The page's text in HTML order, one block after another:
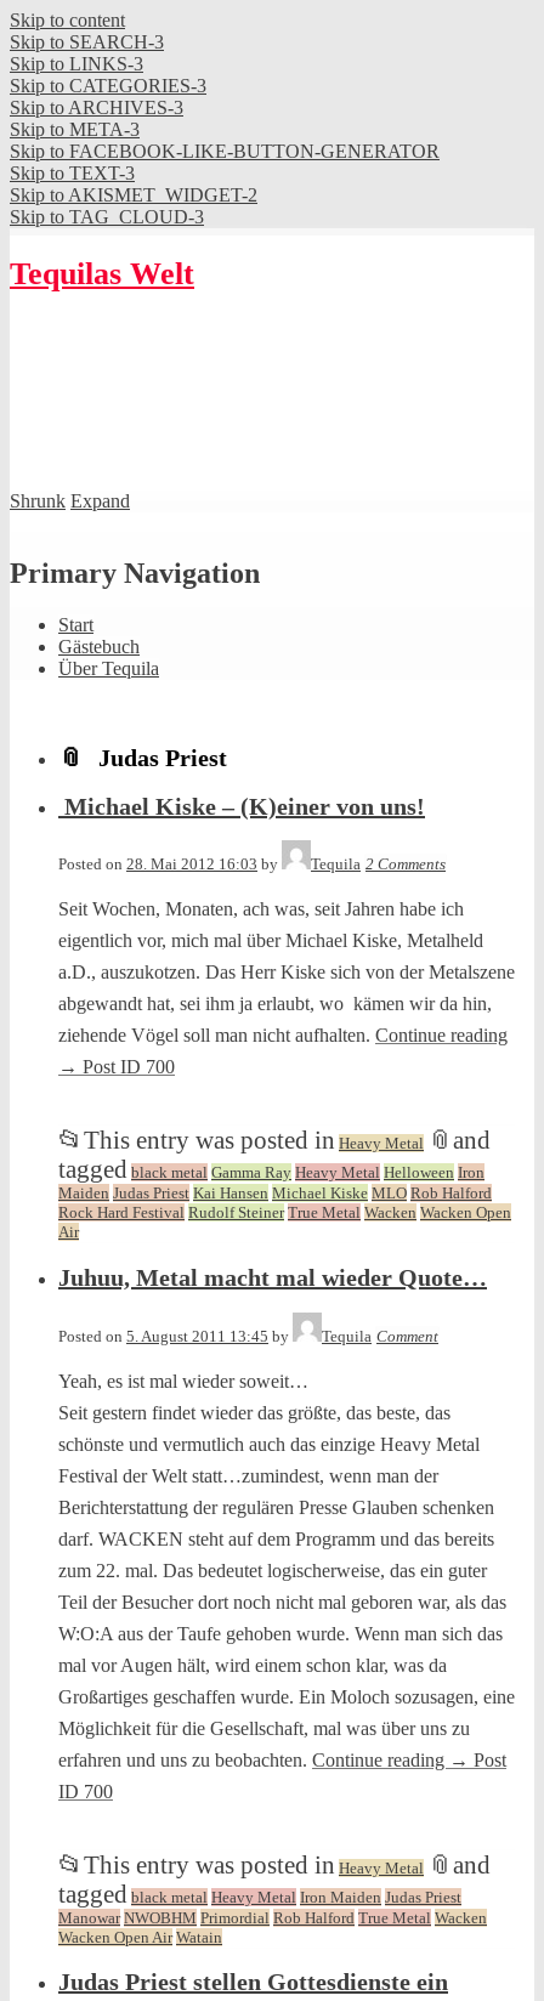
Skip to content
Skip to SEARCH-3
Skip to LINKS-3
Skip to CATEGORIES-3
Skip to ARCHIVES-3
Skip to META-3
Skip to FACEBOOK-LIKE-BUTTON-GENERATOR
Skip to TEXT-3
Skip to AKISMET_WIDGET-2
Skip to TAG_CLOUD-3
Tequilas Welt
Shrunk Expand
Primary Navigation
Start
Gästebuch
Über Tequila
Judas Priest
Michael Kiske – (K)einer von uns!
Posted on 28. Mai 2012 16:03 by Tequila 2 Comments
Seit Wochen, Monaten, ach was, seit Jahren habe ich
eigentlich vor, mich mal über Michael Kiske, Metalheld
a.D., auszukotzen. Das Herr Kiske sich von der Metalszene
abgewandt hat, sei ihm ja erlaubt, wo kämen wir da hin,
ziehende Vögel soll man nicht aufhalten. Continue reading
→ Post ID 700
📂 This entry was posted in Heavy Metal 📎 and
tagged black metal Gamma Ray Heavy Metal Helloween Iron
Maiden Judas Priest Kai Hansen Michael Kiske MLO Rob Halford
Rock Hard Festival Rudolf Steiner True Metal Wacken Wacken Open
Air
Juhuu, Metal macht mal wieder Quote…
Posted on 5. August 2011 13:45 by Tequila Comment
Yeah, es ist mal wieder soweit…
Seit gestern findet wieder das größte, das beste, das
schönste und vermutlich auch das einzige Heavy Metal
Festival der Welt statt…zumindest, wenn man der
Berichterstattung der regulären Presse Glauben schenken
darf. WACKEN steht auf dem Programm und das bereits
zum 22. mal. Das bedeutet logischerweise, das ein guter
Teil der Besucher dort noch nicht mal geboren war, als das
W:O:A aus der Taufe gehoben wurde. Wenn man sich das
mal vor Augen hält, wird einem schon klar, was da
Großartiges geschaffen wurde. Ein Moloch sozusagen, eine
Möglichkeit für die Gesellschaft, mal was über uns zu
erfahren und uns zu beobachten. Continue reading → Post
ID 700
📂 This entry was posted in Heavy Metal 📎 and
tagged black metal Heavy Metal Iron Maiden Judas Priest
Manowar NWOBHM Primordial Rob Halford True Metal Wacken
Wacken Open Air Watain
Judas Priest stellen Gottesdienste ein